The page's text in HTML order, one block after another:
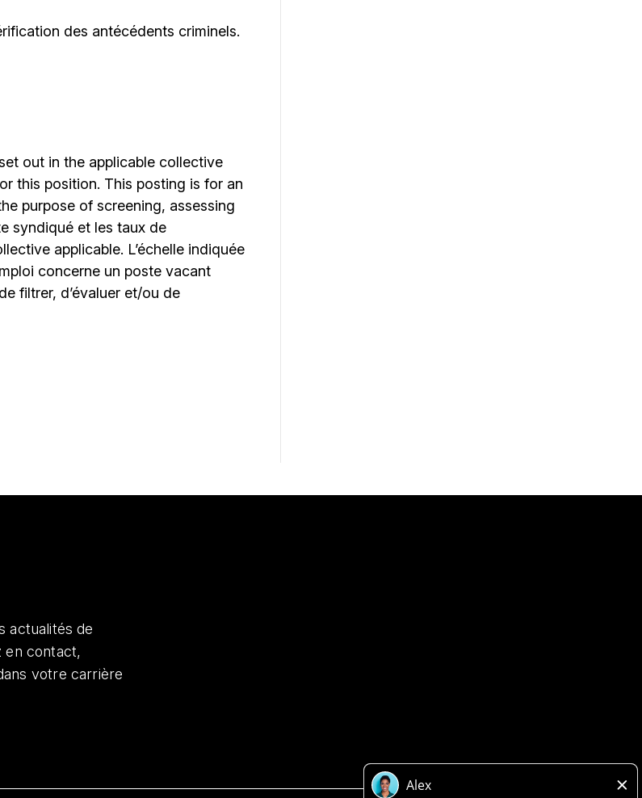
des antécédents criminels.
out in the applicable collective
this position. This posting is for an
purpose of screening, assessing
syndiqué et les taux de
applicable. L’échelle indiquée
concerne un poste vacant
filtrer, d’évaluer et/ou de
actualités de
en contact,
votre carrière